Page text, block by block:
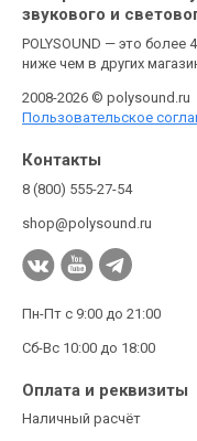
звукового и
POLYSOUND — это
ниже чем в других
2008-2026 © polysound.ru
Пользовательское
Контакты
8 (800) 555-27-54
shop@polysound.ru
Пн-Пт с 9:00 до 21:00
Сб-Вс 10:00 до 18:00
Оплата и реквизиты
Наличный расчёт